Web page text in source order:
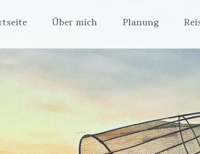
Über mich Planung